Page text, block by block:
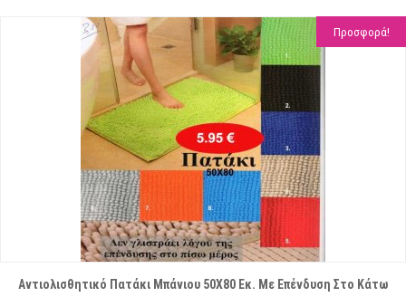
Προσφορά!
Αντιολισθητικό Πατάκι Μπάνιου 50Χ80 Εκ. Με Επένδυση Στο Κάτω